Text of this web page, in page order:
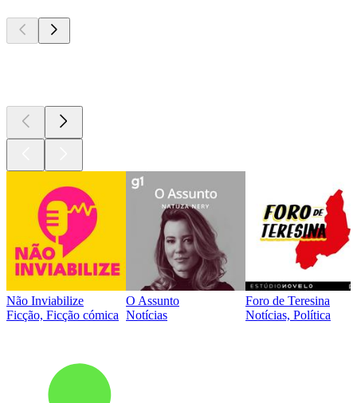
Não Inviabilize
Ficção, Ficção cómica
O Assunto
Notícias
Foro de Teresina
Notícias, Política